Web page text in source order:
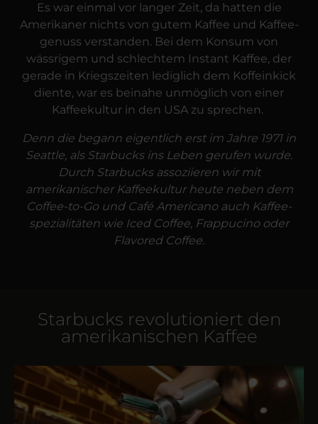
Es war einmal vor langer Zeit, da hatten die
Amerikaner nichts von gutem Kaffee und Kaffee­
genuss verstanden. Bei dem Konsum von
wässrigem und schlechtem Instant Kaffee, der
gerade in Kriegs­zeiten lediglich dem Koffein­kick
diente, war es beinahe unmöglich von einer
Kaffee­kultur in den USA zu sprechen.
Denn die begann eigentlich erst im Jahre 1971 in
Seattle, als Starbucks ins Leben gerufen wurde.
Durch Starbucks assoziieren wir mit
amerikanischer Kaffee­kultur heute neben dem
Coffee-to-Go und Café Americano auch Kaffee­
spezialitäten wie Iced Coffee, Frappucino oder
Flavored Coffee.
Starbucks revolutioniert den
amerikanischen Kaffee